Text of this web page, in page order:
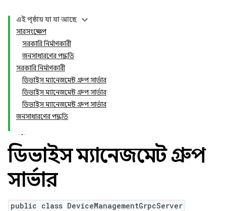
এই পৃষ্ঠায় যা যা আছে
সারসংক্ষেপ
সরকারি নির্মাণকারী
জনসাধারণের পদ্ধতি
সরকারি নির্মাণকারী
ডিভাইস ম্যানেজমেন্ট গ্রুপ সার্ভার
ডিভাইস ম্যানেজমেন্ট গ্রুপ সার্ভার
ডিভাইস ম্যানেজমেন্ট গ্রুপ সার্ভার
জনসাধারণের পদ্ধতি
ডিভাইস ম্যানেজমেন্ট গ্রুপ
সার্ভার
public class DeviceManagementGrpcServer